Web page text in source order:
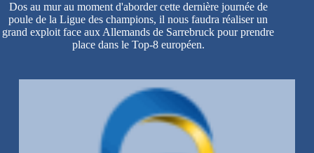
Dos au mur au moment d'aborder cette dernière journée de
poule de la Ligue des champions, il nous faudra réaliser un
grand exploit face aux Allemands de Sarrebruck pour prendre
place dans le Top-8 européen.